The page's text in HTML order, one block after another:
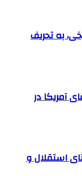
به تحریف
آمریکا در
استقلال و